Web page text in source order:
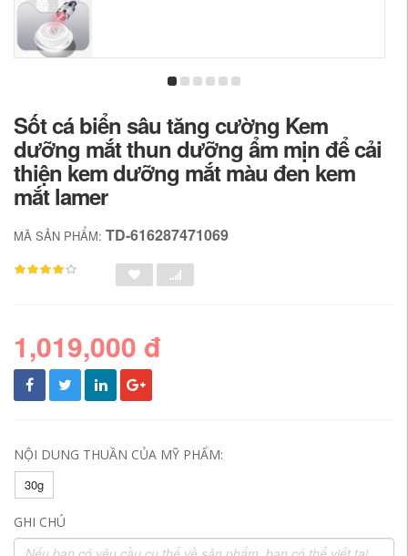
Sốt cá biển sâu tăng cường Kem
dưỡng mắt thun dưỡng ẩm mịn để cải
thiện kem dưỡng mắt màu đen kem
mắt lamer
MÃ SẢN PHẨM: TD-616287471069
1,019,000 đ
NỘI DUNG THUẦN CỦA MỸ PHẨM:
30g
GHI CHÚ